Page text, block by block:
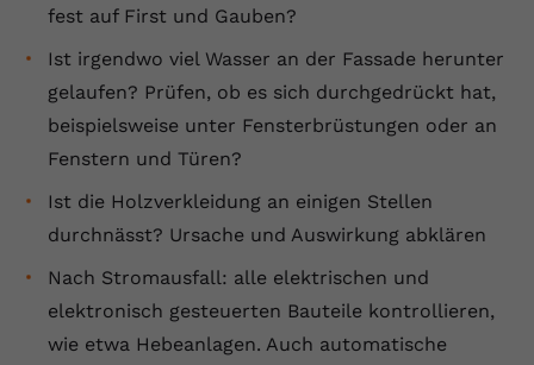
fest auf First und Gauben?
Ist irgendwo viel Wasser an der Fassade herunter
gelaufen? Prüfen, ob es sich durchgedrückt hat,
beispielsweise unter Fensterbrüstungen oder an
Fenstern und Türen?
Ist die Holzverkleidung an einigen Stellen
durchnässt? Ursache und Auswirkung abklären
Nach Stromausfall: alle elektrischen und
elektronisch gesteuerten Bauteile kontrollieren,
wie etwa Hebeanlagen. Auch automatische